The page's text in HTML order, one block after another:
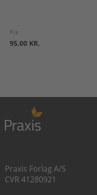
Fra
95,00 KR.
Praxis Forlag A/S
CVR 41280921